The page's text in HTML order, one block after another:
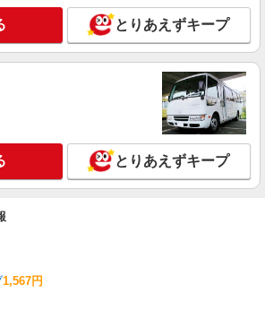
とりあえずキープ
とりあえずキープ
1,567円